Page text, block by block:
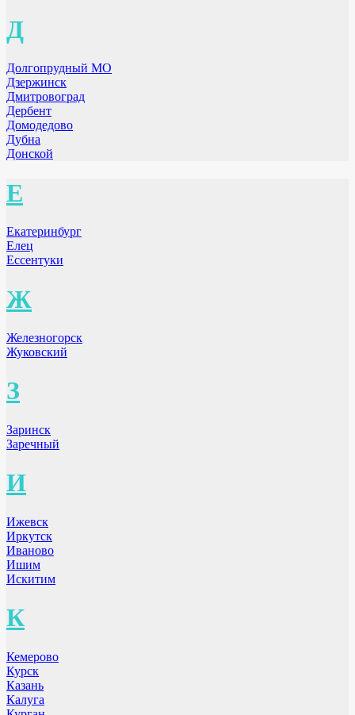
Д
Долгопрудный МО
Дзержинск
Дмитровоград
Дербент
Домодедово
Дубна
Донской
Е
Екатеринбург
Елец
Ессентуки
Ж
Железногорск
Жуковский
З
Заринск
Заречный
И
Ижевск
Иркутск
Иваново
Ишим
Искитим
К
Кемерово
Курск
Казань
Калуга